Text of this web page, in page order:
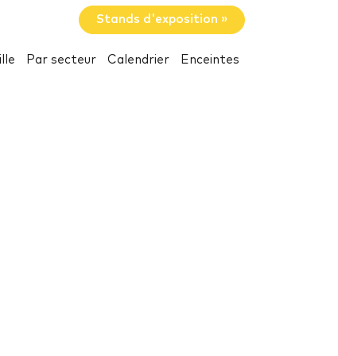
Stands d'exposition »
Par secteur Calendrier Enceintes